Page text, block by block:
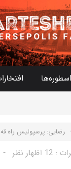
اسطوره‌ها
رضایی: پرسپولیس راه
: 12 اظهار نظر -